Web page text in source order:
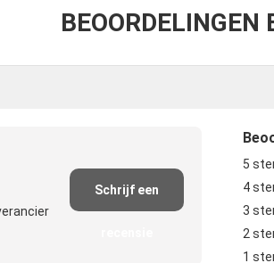
BEOORDELINGEN
Schrijf een
5
4
3
2
1